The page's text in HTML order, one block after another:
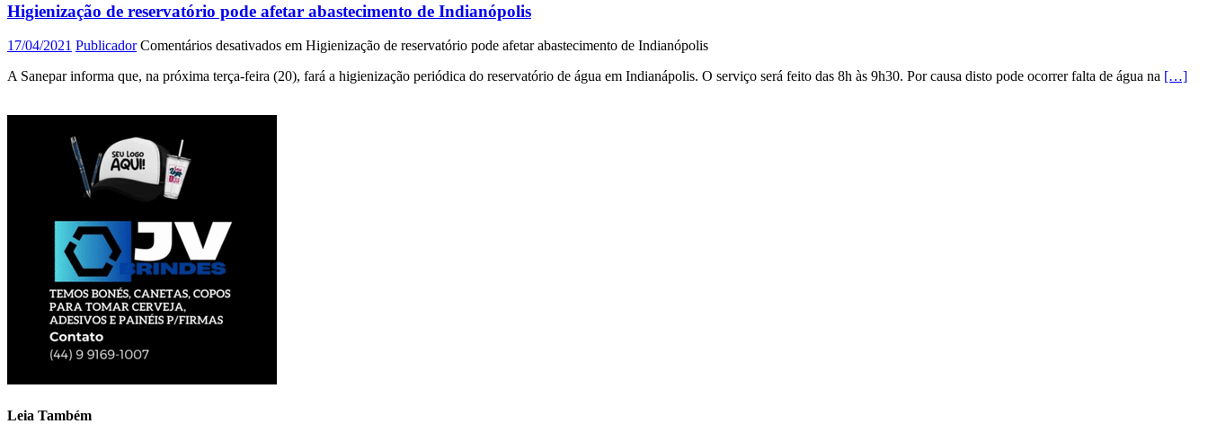
Higienização de reservatório pode afetar abastecimento de Indianópolis
17/04/2021 Publicador Comentários desativados em Higienização de reservatório pode afetar abastecimento de Indianópolis
A Sanepar informa que, na próxima terça-feira (20), fará a higienização periódica do reservatório de água em Indianápolis. O serviço será feito das 8h às 9h30. Por causa disto pode ocorrer falta de água na […]
Leia Também